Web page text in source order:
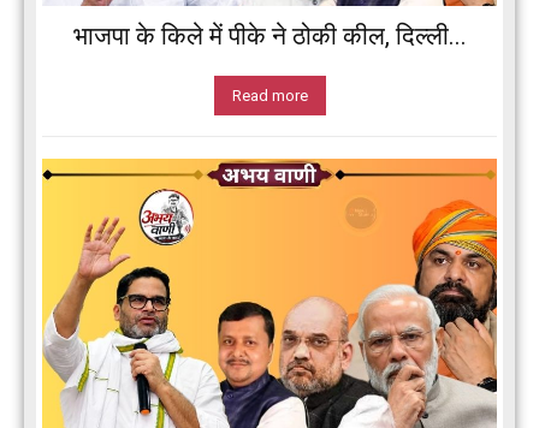
भाजपा के किले में पीके ने ठोकी कील, दिल्ली...
Read more